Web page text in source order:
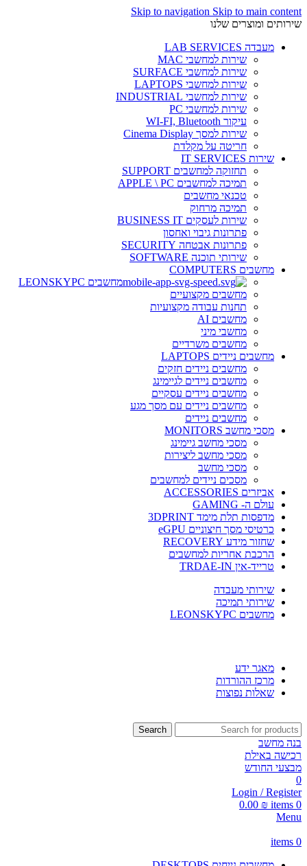
Skip to navigation Skip to main content
שירותים ומוצרים שלנו
מעבדה LAB SERVICES
שירות למחשבי MAC
שירות למחשבי SURFACE
שירות למחשבי LAPTOPS
שירות למחשבי INDUSTRIAL
שירות למחשבי PC
עיקור WI-FI, Bluetooth
שירות למסך Cinema Display
חריטה על מקלדת
שירות IT SERVICES
תחזוקה למחשבים SUPPORT
תמיכה למחשבים APPLE \ PC
טכנאי מחשבים
תמיכה מרחוק
שירות לעסקים BUSINESS IT
פתרונות גיבוי ואחסון
פתרונות אבטחה SECURITY
שירותי תוכנה SOFTWARE
מחשבים COMPUTERS
מחשבים LEONSKYPC
מחשבים מקצועיים
תחנות עבודה מקצועיות
מחשבים AI
מחשבי מיני
מחשבים משרדיים
מחשבים ניידים LAPTOPS
מחשבים ניידים חזקים
מחשבים ניידים לגיימינג
מחשבים ניידים עסקיים
מחשבים ניידים עם מסך מגע
מחשבים ניידים
מסכי מחשב MONITORS
מסכי מחשב גיימינג
מסכי מחשב ליצירות
מסכי מחשב
מסכים ניידים למחשבים
אביזרים ACCESSORIES
עולם ה- GAMING
מדפסות תלת מימד 3DPRINT
כרטיסי מסך חיצוניים eGPU
שחזור מידע RECOVERY
הרכבת אחריות למחשבים
טרייד-אין TRDAE-IN
שירותי מעבדה
שירותי תמיכה
מחשבים LEONSKYPC
מאגר ידע
מרכז ההורדות
שאלות נפוצות
Search
בנה מחשב
רכישה באילת
מבצעי החודש
0
Login / Register
0
items
0.00 ₪
Menu
0
items